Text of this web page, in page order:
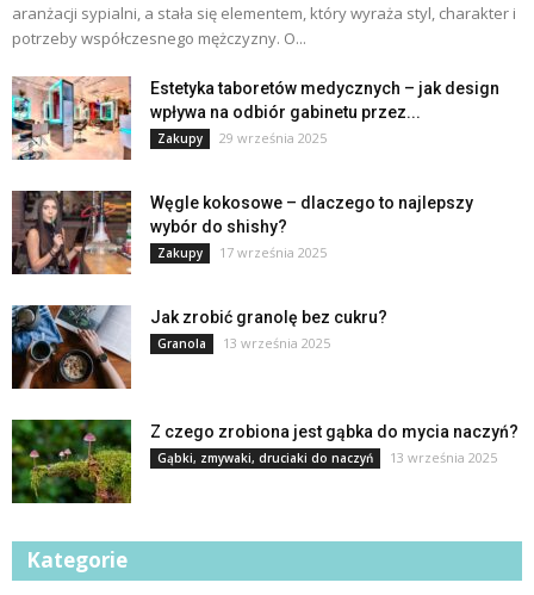
aranżacji sypialni, a stała się elementem, który wyraża styl, charakter i
potrzeby współczesnego mężczyzny. O...
Estetyka taboretów medycznych – jak design
wpływa na odbiór gabinetu przez...
Zakupy 29 września 2025
Węgle kokosowe – dlaczego to najlepszy
wybór do shishy?
Zakupy 17 września 2025
Jak zrobić granolę bez cukru?
Granola 13 września 2025
Z czego zrobiona jest gąbka do mycia naczyń?
Gąbki, zmywaki, druciaki do naczyń 13 września 2025
Kategorie